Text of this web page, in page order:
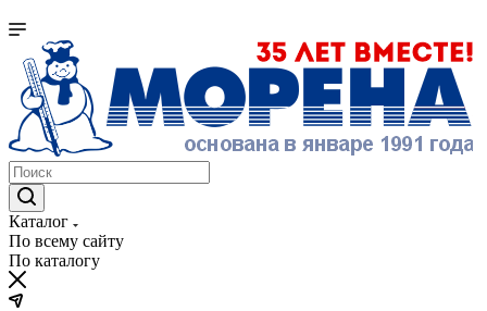
Каталог
По всему сайту
По каталогу